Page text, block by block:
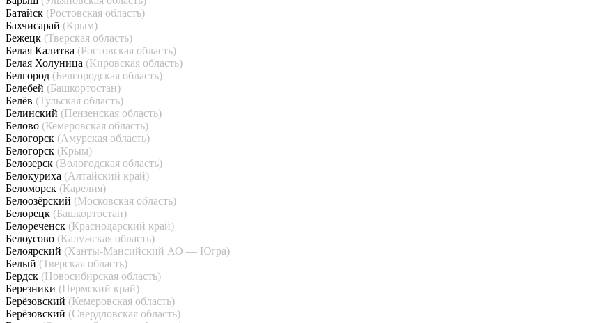
Батайск (Ростовская область)
Бахчисарай (Крым)
Бежецк (Тверская область)
Белая Калитва (Ростовская область)
Белая Холуница (Кировская область)
Белгород (Белгородская область)
Белебей (Башкортостан)
Белёв (Тульская область)
Белинский (Пензенская область)
Белово (Кемеровская область)
Белогорск (Амурская область)
Белогорск (Крым)
Белозерск (Вологодская область)
Белокуриха (Алтайский край)
Беломорск (Карелия)
Белоозёрский (Московская область)
Белорецк (Башкортостан)
Белореченск (Краснодарский край)
Белоусово (Калужская область)
Белоярский (Ханты-Мансийский АО — Югра)
Белый (Тверская область)
Бердск (Новосибирская область)
Березники (Пермский край)
Берёзовский (Кемеровская область)
Берёзовский (Свердловская область)